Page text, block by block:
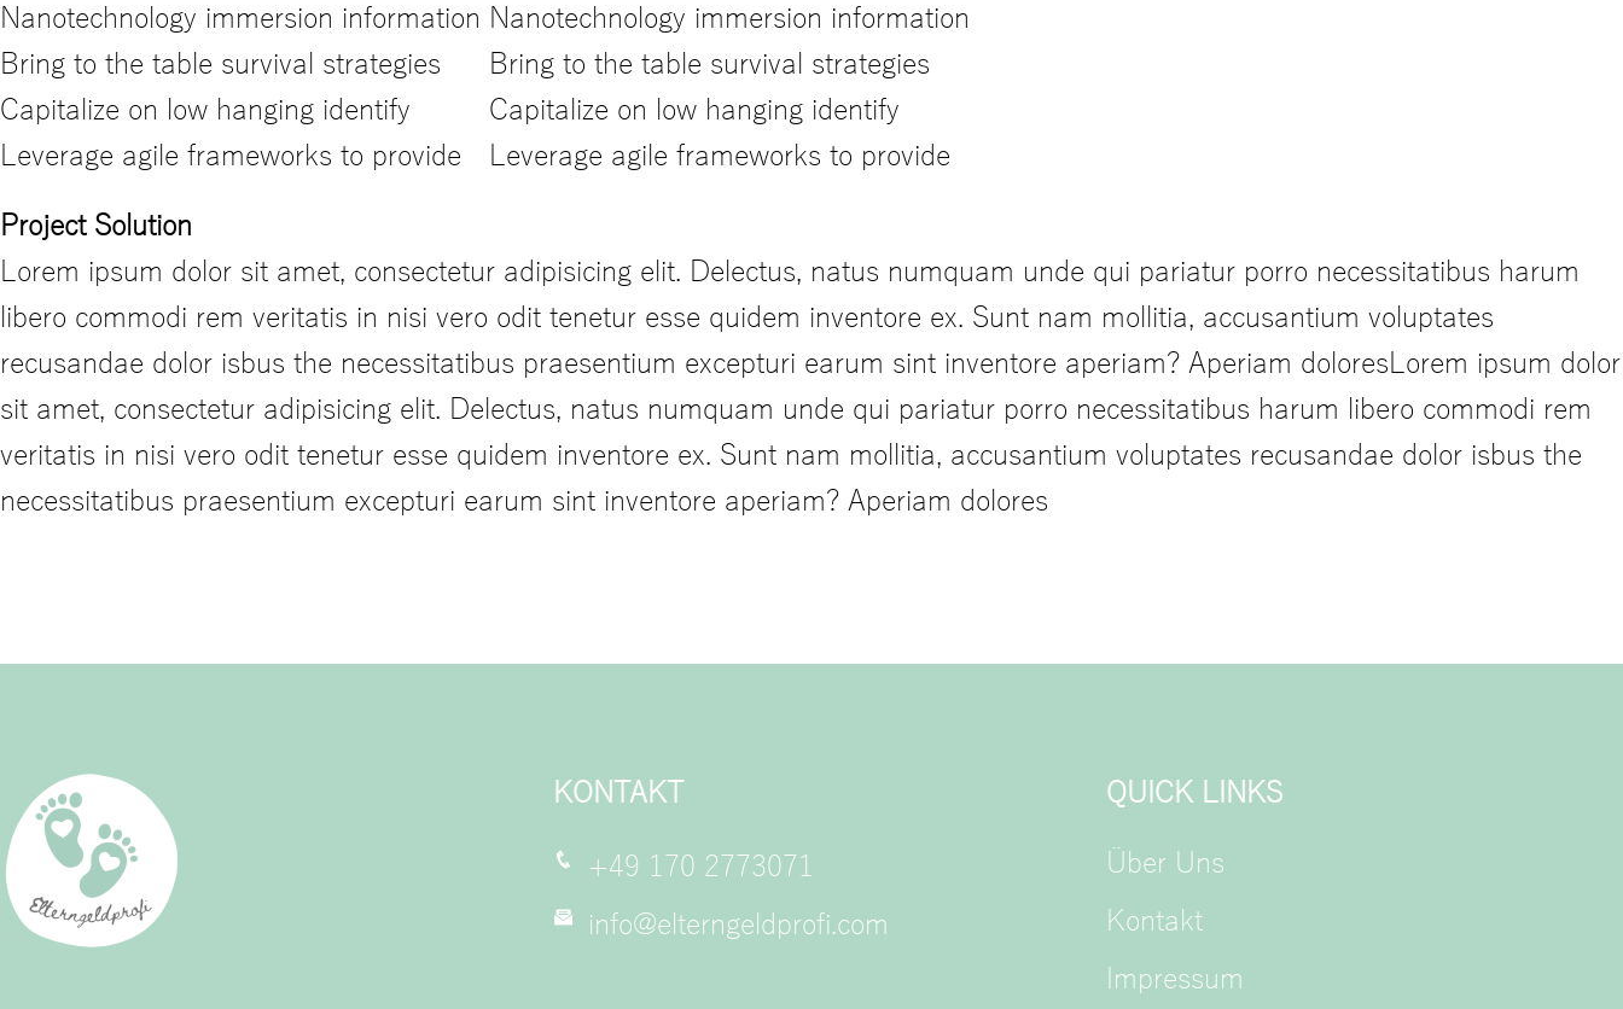
Nanotechnology immersion information
Bring to the table survival strategies
Capitalize on low hanging identify
Leverage agile frameworks to provide
Nanotechnology immersion information
Bring to the table survival strategies
Capitalize on low hanging identify
Leverage agile frameworks to provide
Project Solution
Lorem ipsum dolor sit amet, consectetur adipisicing elit. Delectus, natus numquam unde qui pariatur porro necessitatibus harum
libero commodi rem veritatis in nisi vero odit tenetur esse quidem inventore ex. Sunt nam mollitia, accusantium voluptates
recusandae dolor isbus the necessitatibus praesentium excepturi earum sint inventore aperiam? Aperiam doloresLorem ipsum dolor
sit amet, consectetur adipisicing elit. Delectus, natus numquam unde qui pariatur porro necessitatibus harum libero commodi rem
veritatis in nisi vero odit tenetur esse quidem inventore ex. Sunt nam mollitia, accusantium voluptates recusandae dolor isbus the
necessitatibus praesentium excepturi earum sint inventore aperiam? Aperiam dolores
KONTAKT
+49 170 2773071
info@elterngeldprofi.com
QUICK LINKS
Über Uns
Kontakt
Impressum